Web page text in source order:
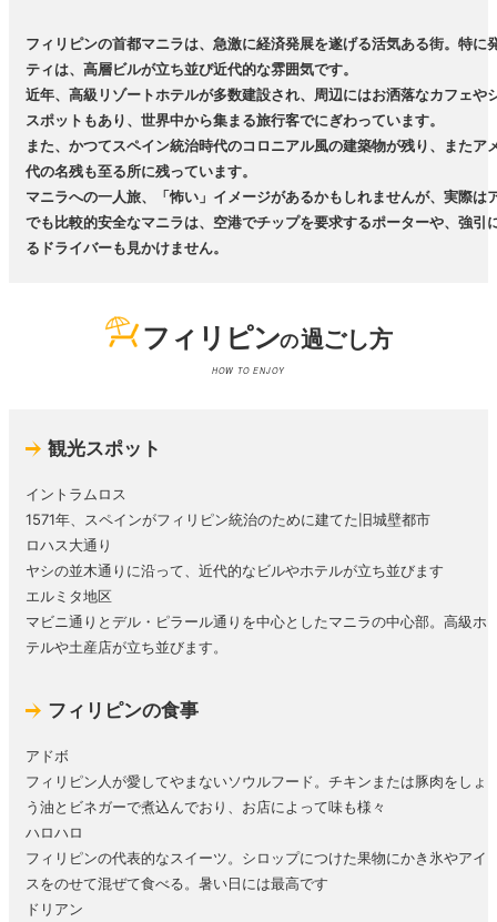
フィリピンの首都マニラは、急激に経済発展を遂げる活気ある街。特に
ティは、高層ビルが立ち並び近代的な雰囲気です。
近年、高級リゾートホテルが多数建設され、周辺にはお洒落なカフェや
スポットもあり、世界中から集まる旅行客でにぎわっています。
また、かつてスペイン統治時代のコロニアル風の建築物が残り、またア
代の名残も至る所に残っています。
マニラへの一人旅、「怖い」イメージがあるかもしれませんが、実際は
でも比較的安全なマニラは、空港でチップを要求するポーターや、強引
るドライバーも見かけません。
フィリピンの過ごし方
HOW TO ENJOY
観光スポット
イントラムロス
1571年、スペインがフィリピン統治のために建てた旧城壁都市
ロハス大通り
ヤシの並木通りに沿って、近代的なビルやホテルが立ち並びます
エルミタ地区
マビニ通りとデル・ピラール通りを中心としたマニラの中心部。高級ホ
テルや土産店が立ち並びます。
フィリピンの食事
アドボ
フィリピン人が愛してやまないソウルフード。チキンまたは豚肉をしょ
う油とビネガーで煮込んでおり、お店によって味も様々
ハロハロ
フィリピンの代表的なスイーツ。シロップにつけた果物にかき氷やアイ
スをのせて混ぜて食べる。暑い日には最高です
ドリアン